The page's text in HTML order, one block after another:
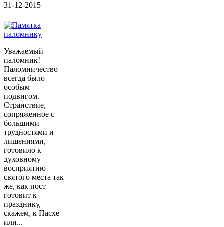
31-12-2015
Уважаемый
паломник!
Паломничество
всегда было
особым
подвигом.
Странствие,
сопряженное с
большими
трудностями и
лишениями,
готовило к
духовному
восприятию
святого места так
же, как пост
готовит к
празднику,
скажем, к Пасхе
или...